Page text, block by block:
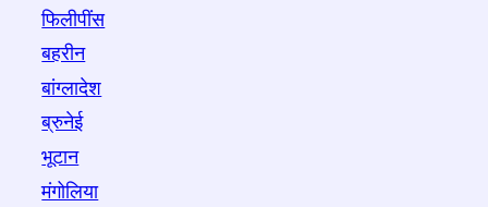
फिलीपींस
बहरीन
बांग्लादेश
ब्रुनेई
भूटान
मंगोलिया